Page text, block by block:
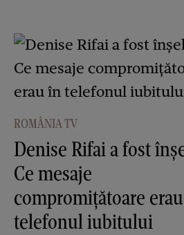
ROMÂNIA TV
Denise Rifai a fost
Ce mesaje
compromiţătoare
telefonul iubitului